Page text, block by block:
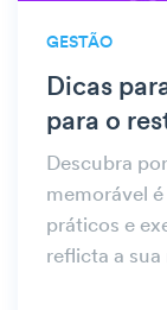
GESTÃO
Dicas
para o
Descubra
memorável
práticos e
reflicta a sua